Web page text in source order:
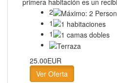
primera habitación es un
2
1
1
25.00EUR
Ver Oferta